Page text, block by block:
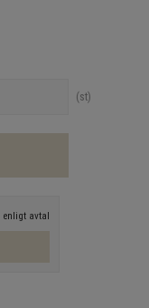
st
enligt avtal